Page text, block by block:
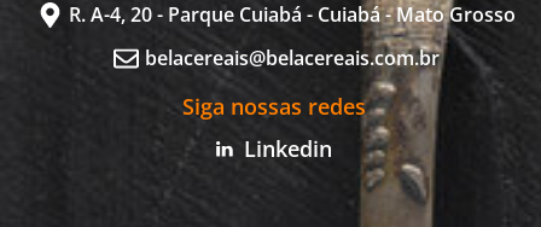
R. A-4, 20 - Parque Cuiabá - Cuiabá - Mato Grosso
belacereais@belacereais.com.br
Siga nossas redes
Linkedin